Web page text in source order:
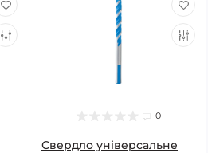
0
Свердло універсальне